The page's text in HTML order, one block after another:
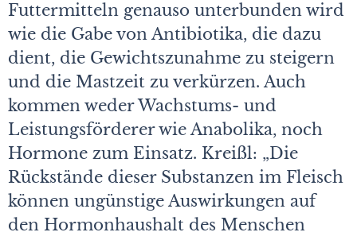
Futtermitteln genauso unterbunden wird
wie die Gabe von Antibiotika, die dazu
dient, die Gewichtszunahme zu steigern
und die Mastzeit zu verkürzen. Auch
kommen weder Wachstums- und
Leistungsförderer wie Anabolika, noch
Hormone zum Einsatz. Kreißl: „Die
Rückstände dieser Substanzen im Fleisch
können ungünstige Auswirkungen auf
den Hormonhaushalt des Menschen